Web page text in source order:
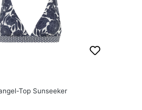
Top Sunseeker